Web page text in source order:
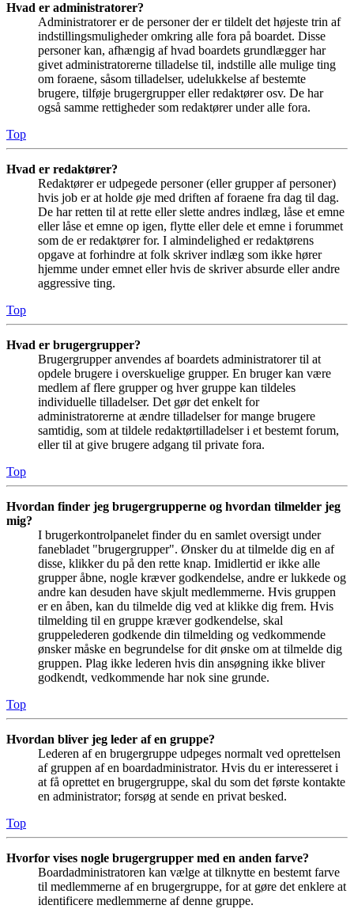
Hvad er administratorer?
Administratorer er de personer der er tildelt det højeste trin af
indstillingsmuligheder omkring alle fora på boardet. Disse
personer kan, afhængig af hvad boardets grundlægger har
givet administratorerne tilladelse til, indstille alle mulige ting
om foraene, såsom tilladelser, udelukkelse af bestemte
brugere, tilføje brugergrupper eller redaktører osv. De har
også samme rettigheder som redaktører under alle fora.
Top
Hvad er redaktører?
Redaktører er udpegede personer (eller grupper af personer)
hvis job er at holde øje med driften af foraene fra dag til dag.
De har retten til at rette eller slette andres indlæg, låse et emne
eller låse et emne op igen, flytte eller dele et emne i forummet
som de er redaktører for. I almindelighed er redaktørens
opgave at forhindre at folk skriver indlæg som ikke hører
hjemme under emnet eller hvis de skriver absurde eller andre
aggressive ting.
Top
Hvad er brugergrupper?
Brugergrupper anvendes af boardets administratorer til at
opdele brugere i overskuelige grupper. En bruger kan være
medlem af flere grupper og hver gruppe kan tildeles
individuelle tilladelser. Det gør det enkelt for
administratorerne at ændre tilladelser for mange brugere
samtidig, som at tildele redaktørtilladelser i et bestemt forum,
eller til at give brugere adgang til private fora.
Top
Hvordan finder jeg brugergrupperne og hvordan tilmelder jeg
mig?
I brugerkontrolpanelet finder du en samlet oversigt under
fanebladet "brugergrupper". Ønsker du at tilmelde dig en af
disse, klikker du på den rette knap. Imidlertid er ikke alle
grupper åbne, nogle kræver godkendelse, andre er lukkede og
andre kan desuden have skjult medlemmerne. Hvis gruppen
er en åben, kan du tilmelde dig ved at klikke dig frem. Hvis
tilmelding til en gruppe kræver godkendelse, skal
gruppelederen godkende din tilmelding og vedkommende
ønsker måske en begrundelse for dit ønske om at tilmelde dig
gruppen. Plag ikke lederen hvis din ansøgning ikke bliver
godkendt, vedkommende har nok sine grunde.
Top
Hvordan bliver jeg leder af en gruppe?
Lederen af en brugergruppe udpeges normalt ved oprettelsen
af gruppen af en boardadministrator. Hvis du er interesseret i
at få oprettet en brugergruppe, skal du som det første kontakte
en administrator; forsøg at sende en privat besked.
Top
Hvorfor vises nogle brugergrupper med en anden farve?
Boardadministratoren kan vælge at tilknytte en bestemt farve
til medlemmerne af en brugergruppe, for at gøre det enklere at
identificere medlemmerne af denne gruppe.